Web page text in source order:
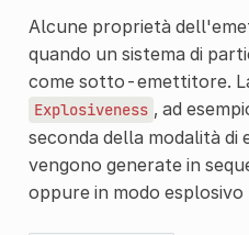
Alcune proprietà
quando un sistema di
come sotto-emettitore.
Explosiveness , ad
seconda della modalità
vengono generate in
oppure in modo